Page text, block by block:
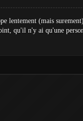
lentement (mais
qu'il n'y ai qu'une